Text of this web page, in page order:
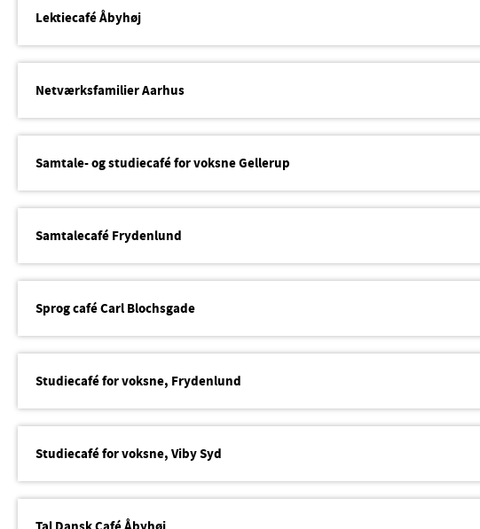
Lektiecafé Åbyhøj
Netværksfamilier Aarhus
Samtale- og studiecafé for voksne Gellerup
Samtalecafé Frydenlund
Sprog café Carl Blochsgade
Studiecafé for voksne, Frydenlund
Studiecafé for voksne, Viby Syd